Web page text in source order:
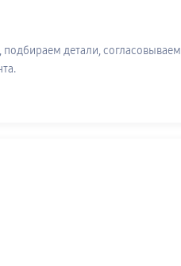
детали, согласовываем